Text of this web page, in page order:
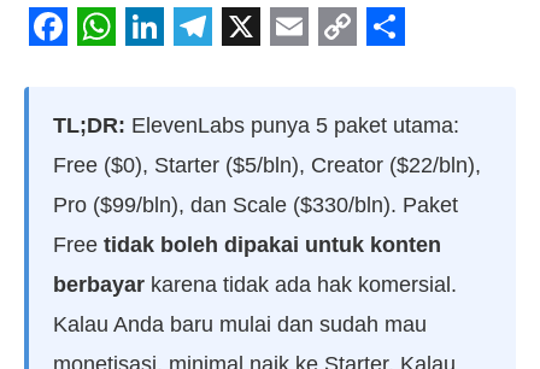
TL;DR: ElevenLabs punya 5 paket utama:
Free ($0), Starter ($5/bln), Creator ($22/bln),
Pro ($99/bln), dan Scale ($330/bln). Paket
Free tidak boleh dipakai untuk konten
berbayar karena tidak ada hak komersial.
Kalau Anda baru mulai dan sudah mau
monetisasi, minimal naik ke Starter. Kalau